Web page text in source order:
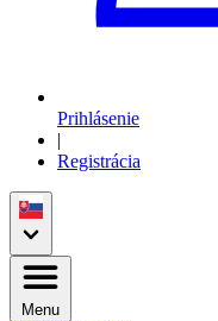
Prihlásenie
|
Registrácia
Menu